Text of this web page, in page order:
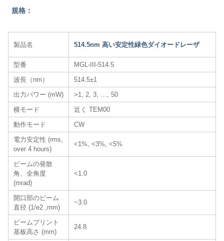
規格：
製品名 514.5nm 高い安定性緑色ダイオードレーザ
型番
MGL-III-514.5
波長（nm）
514.5±1
出力パワー (mW)
>1, 2, 3, …, 50
横モード
近く TEM00
動作モード
CW
電力安定性 (rms,
over 4 hours)
<1%, <3%, <5%
ビームの発散
角、全角度
(mrad)
<1.0
開口部のビーム
直径 (1/e2 ,mm)
~3.0
ビームプリント
基板高さ (mm)
24.8